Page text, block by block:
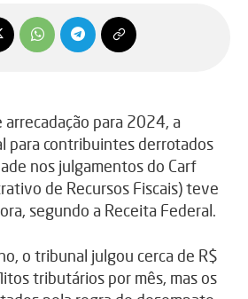
arrecadação para 2024, a
para contribuintes derrotados
nos julgamentos do Carf
de Recursos Fiscais) teve
segundo a Receita Federal.
o tribunal julgou cerca de R$
tributários por mês, mas os